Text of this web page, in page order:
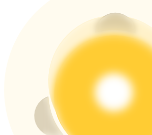
Gana premios y recompensas exclusivas
Centro de recompensas